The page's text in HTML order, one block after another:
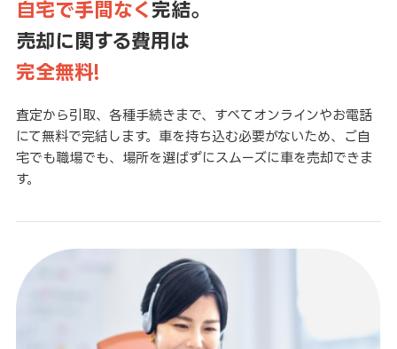
自宅で手間なく 完結。
売却に関する費用は
完全無料!
査定から引取、各種手続きまで、すべてオンラインやお電話
にて無料で完結します。車を持ち込む必要がないため、ご自
宅でも職場でも、場所を選ばずにスムーズに車を売却できま
す。